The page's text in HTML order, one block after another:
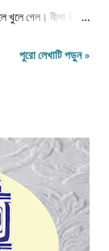
খুলে গেল। নীলা ধীরে
নিজে থেকে বেড়ে
ভোরবেলায়
আবহে ভরে
ব্যস্ততা। পুজোয় আসা
পুরো লেখাটি পড়ুন »